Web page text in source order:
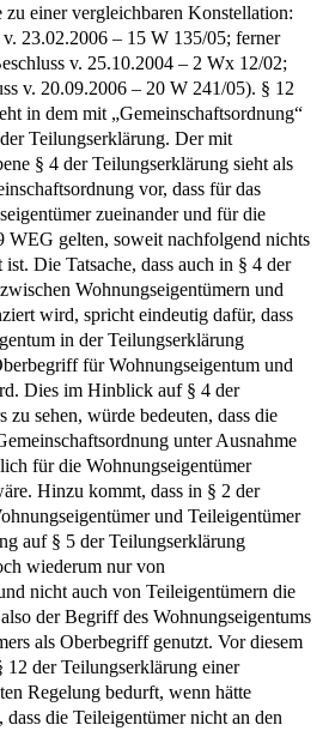
zu einer vergleichbaren Konstellation:
23.02.2006 – 15 W 135/05; ferner
v. 25.10.2004 – 2 Wx 12/02;
v. 20.09.2006 – 20 W 241/05). § 12
in dem mit „Gemeinschaftsordnung“
Teilungserklärung. Der mit
§ 4 der Teilungserklärung sieht als
vor, dass für das
zueinander und für die
WEG gelten, soweit nachfolgend nichts
Die Tatsache, dass auch in § 4 der
Wohnungseigentümern und
wird, spricht eindeutig dafür, dass
in der Teilungserklärung
für Wohnungseigentum und
Dies im Hinblick auf § 4 der
zu sehen, würde bedeuten, dass die
unter Ausnahme
für die Wohnungseigentümer
Hinzu kommt, dass in § 2 der
und Teileigentümer
auf § 5 der Teilungserklärung
wiederum nur von
nicht auch von Teileigentümern die
der Begriff des Wohnungseigentums
als Oberbegriff genutzt. Vor diesem
12 der Teilungserklärung einer
Regelung bedurft, wenn hätte
die Teileigentümer nicht an den